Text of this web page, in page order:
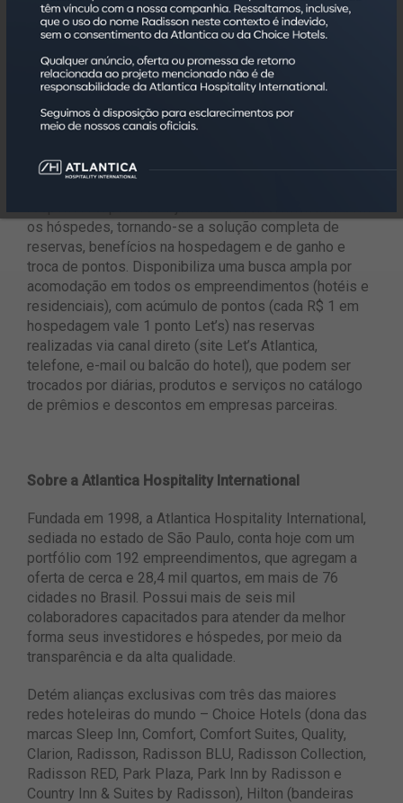
no site Let’s Atlantica. Além disso, os membros do
programa têm acesso a descontos cumulativos, de
acordo com sua categoria, com limite de até 50% OFF.
Let’s Atlantica
O Let’s Atlantica foi lançado em 2022 inicialmente com
programa de fidelidade. Em 2024, com o sucesso da
os hóspedes, tornando-se a solução completa de
reservas, benefícios na hospedagem e de ganho e
troca de pontos. Disponibiliza uma busca ampla por
acomodação em todos os empreendimentos (hotéis e
residenciais), com acúmulo de pontos (cada R$ 1 em
hospedagem vale 1 ponto Let’s) nas reservas
realizadas via canal direto (site Let’s Atlantica,
telefone, e-mail ou balcão do hotel), que podem ser
trocados por diárias, produtos e serviços no catálogo
de prêmios e descontos em empresas parceiras.
Sobre a Atlantica Hospitality International
Fundada em 1998, a Atlantica Hospitality International,
sediada no estado de São Paulo, conta hoje com um
portfólio com 192 empreendimentos, que agregam a
oferta de cerca e 28,4 mil quartos, em mais de 76
cidades no Brasil. Possui mais de seis mil
colaboradores capacitados para atender da melhor
forma seus investidores e hóspedes, por meio da
transparência e da alta qualidade.
Detém alianças exclusivas com três das maiores
redes hoteleiras do mundo – Choice Hotels (dona das
marcas Sleep Inn, Comfort, Comfort Suites, Quality,
Clarion, Radisson, Radisson BLU, Radisson Collection,
Radisson RED, Park Plaza, Park Inn by Radisson e
Country Inn & Suites by Radisson), Hilton (bandeiras